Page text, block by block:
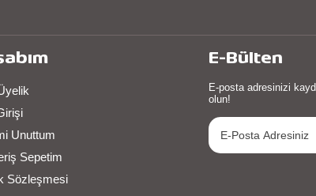
Unuttum
Sepetim
Sözleşmesi
E-Bülten
E-posta adresinizi
olun!